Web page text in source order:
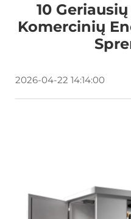
10
Komercinių
2026-04-22 14:14:00